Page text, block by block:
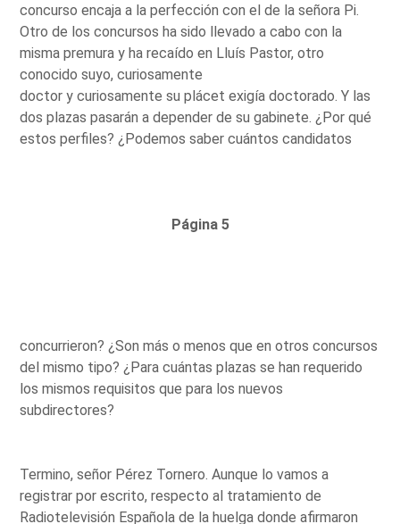
concurso encaja a la perfección con el de la señora Pi.
Otro de los concursos ha sido llevado a cabo con la
misma premura y ha recaído en Lluís Pastor, otro
conocido suyo, curiosamente
doctor y curiosamente su plácet exigía doctorado. Y las
dos plazas pasarán a depender de su gabinete. ¿Por qué
estos perfiles? ¿Podemos saber cuántos candidatos
Página 5
concurrieron? ¿Son más o menos que en otros concursos
del mismo tipo? ¿Para cuántas plazas se han requerido
los mismos requisitos que para los nuevos
subdirectores?
Termino, señor Pérez Tornero. Aunque lo vamos a
registrar por escrito, respecto al tratamiento de
Radiotelevisión Española de la huelga donde afirmaron